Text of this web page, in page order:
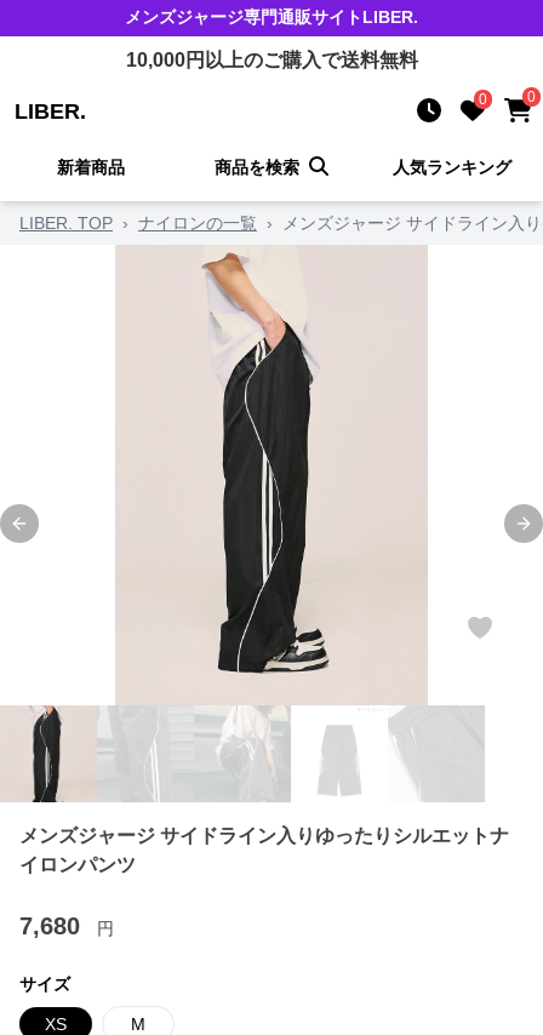
メンズジャージ専門通販サイトLIBER.
10,000円以上のご購入で送料無料
LIBER. 0 0
新着商品 商品を検索 人気ランキング
LIBER. TOP › ナイロンの一覧 › メンズジャージ サイドライン入
Previous slide
メンズジャージ サイドライン入りゆったりシルエットナ
イロンパンツ
7,680 円
サイズ
XS M